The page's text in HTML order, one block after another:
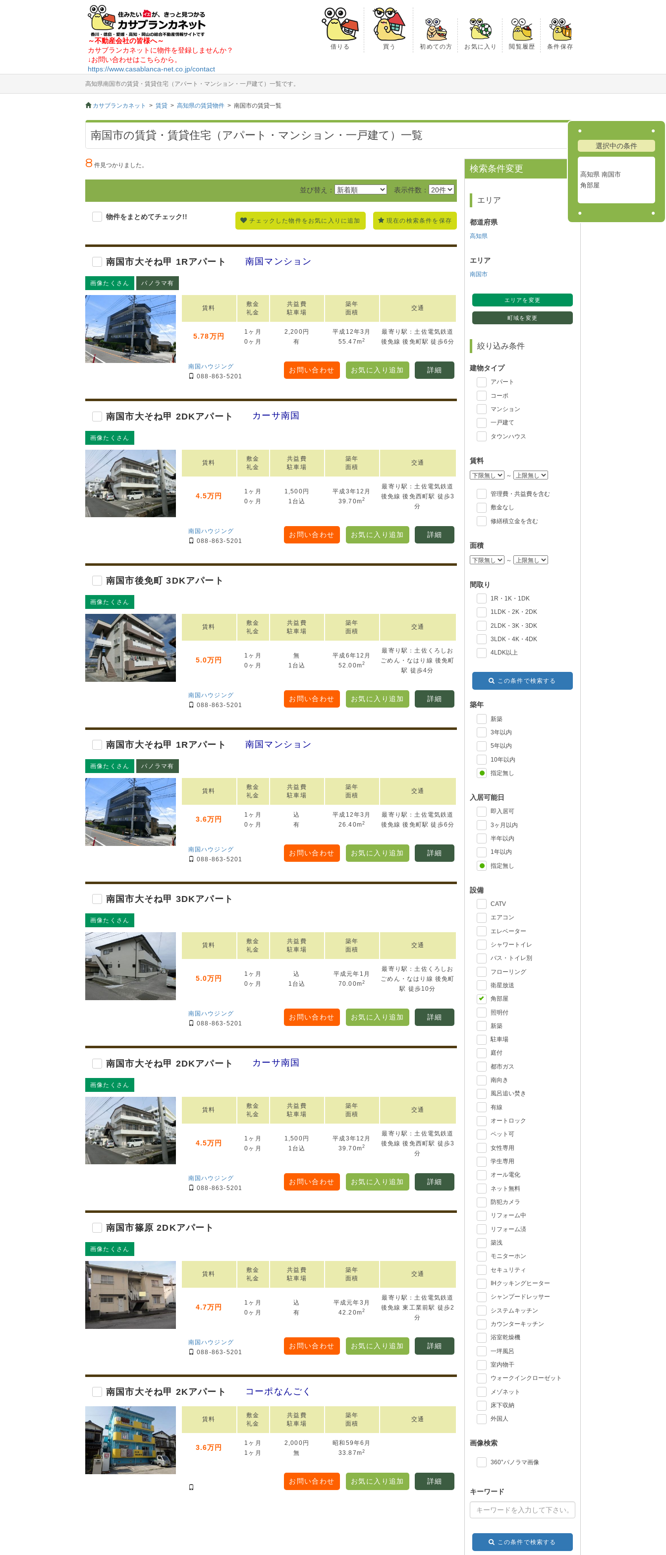
～不動産会社の皆様へ～
カサブランカネットに物件を登録しませんか？
↓お問い合わせはこちらから。
https://www.casablanca-net.co.jp/contact
借りる 買う 初めての方 お気に入り 閲覧履歴 条件保存
高知県南国市の賃貸・賃貸住宅（アパート・マンション・一戸建て）一覧です。
カサブランカネット 賃貸 高知県の賃貸物件 南国市の賃貸一覧
選択中の条件
高知県 南国市
角部屋
南国市の賃貸・賃貸住宅（アパート・マンション・一戸建て）一覧
8 件見つかりました。
並び替え： 表示件数：
物件をまとめてチェック!!
チェックした物件をお気に入りに追加 現在の検索条件を保存
南国市大そね甲 1Rアパート 南国マンション
画像たくさん パノラマ有
賃料
敷金
礼金
共益費
駐車場
築年
面積
交通
5.78万円
1ヶ月
0ヶ月
2,200円
有
平成12年3月
55.47m2
最寄り駅：土佐電気鉄道
後免線 後免町駅 徒歩6分
南国ハウジング
088-863-5201
お問い合わせ お気に入り追加 詳細
南国市大そね甲 2DKアパート カーサ南国
画像たくさん
賃料
敷金
礼金
共益費
駐車場
築年
面積
交通
4.5万円
1ヶ月
0ヶ月
1,500円
1台込
平成3年12月
39.70m2
最寄り駅：土佐電気鉄道
後免線 後免西町駅 徒歩3
分
南国ハウジング
088-863-5201
お問い合わせ お気に入り追加 詳細
南国市後免町 3DKアパート
画像たくさん
賃料
敷金
礼金
共益費
駐車場
築年
面積
交通
5.0万円
1ヶ月
0ヶ月
無
1台込
平成6年12月
52.00m2
最寄り駅：土佐くろしお
ごめん・なはり線 後免町
駅 徒歩4分
南国ハウジング
088-863-5201
お問い合わせ お気に入り追加 詳細
南国市大そね甲 1Rアパート 南国マンション
画像たくさん パノラマ有
賃料
敷金
礼金
共益費
駐車場
築年
面積
交通
3.6万円
1ヶ月
0ヶ月
込
有
平成12年3月
26.40m2
最寄り駅：土佐電気鉄道
後免線 後免町駅 徒歩6分
南国ハウジング
088-863-5201
お問い合わせ お気に入り追加 詳細
南国市大そね甲 3DKアパート
画像たくさん
賃料
敷金
礼金
共益費
駐車場
築年
面積
交通
5.0万円
1ヶ月
0ヶ月
込
1台込
平成元年1月
70.00m2
最寄り駅：土佐くろしお
ごめん・なはり線 後免町
駅 徒歩10分
南国ハウジング
088-863-5201
お問い合わせ お気に入り追加 詳細
南国市大そね甲 2DKアパート カーサ南国
画像たくさん
賃料
敷金
礼金
共益費
駐車場
築年
面積
交通
4.5万円
1ヶ月
0ヶ月
1,500円
1台込
平成3年12月
39.70m2
最寄り駅：土佐電気鉄道
後免線 後免西町駅 徒歩3
分
南国ハウジング
088-863-5201
お問い合わせ お気に入り追加 詳細
南国市篠原 2DKアパート
画像たくさん
賃料
敷金
礼金
共益費
駐車場
築年
面積
交通
4.7万円
1ヶ月
0ヶ月
込
有
平成元年3月
42.20m2
最寄り駅：土佐電気鉄道
後免線 東工業前駅 徒歩2
分
南国ハウジング
088-863-5201
お問い合わせ お気に入り追加 詳細
南国市大そね甲 2Kアパート コーポなんごく
賃料
敷金
礼金
共益費
駐車場
築年
面積
交通
3.6万円
1ヶ月
1ヶ月
2,000円
無
昭和59年6月
33.87m2
お問い合わせ お気に入り追加 詳細
検索条件変更
エリア
都道府県
高知県
エリア
南国市
エリアを変更
町域を変更
絞り込み条件
建物タイプ
アパート
コーポ
マンション
一戸建て
タウンハウス
賃料
～
管理費・共益費を含む
敷金なし
修繕積立金を含む
面積
～
間取り
1R・1K・1DK
1LDK・2K・2DK
2LDK・3K・3DK
3LDK・4K・4DK
4LDK以上
この条件で検索する
築年
新築
3年以内
5年以内
10年以内
指定無し
入居可能日
即入居可
3ヶ月以内
半年以内
1年以内
指定無し
設備
CATV
エアコン
エレベーター
シャワートイレ
バス・トイレ別
フローリング
衛星放送
角部屋
照明付
新築
駐車場
庭付
都市ガス
南向き
風呂追い焚き
有線
オートロック
ペット可
女性専用
学生専用
オール電化
ネット無料
防犯カメラ
リフォーム中
リフォーム済
築浅
モニターホン
セキュリティ
IHクッキングヒーター
シャンプードレッサー
システムキッチン
カウンターキッチン
浴室乾燥機
一坪風呂
室内物干
ウォークインクローゼット
メゾネット
床下収納
外国人
画像検索
360°パノラマ画像
キーワード
この条件で検索する